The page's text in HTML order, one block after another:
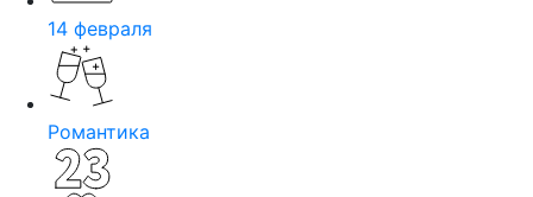
14 февраля
Романтика